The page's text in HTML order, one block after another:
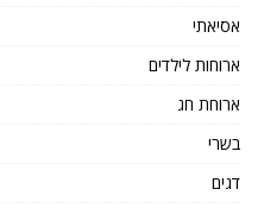
אסיאתי
ארוחות לילדים
ארוחת חג
בשרי
דגים